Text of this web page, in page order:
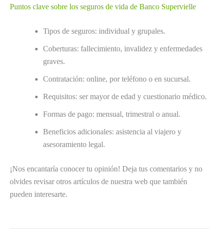
Puntos clave sobre los seguros de vida de Banco Supervielle
Tipos de seguros: individual y grupales.
Coberturas: fallecimiento, invalidez y enfermedades
graves.
Contratación: online, por teléfono o en sucursal.
Requisitos: ser mayor de edad y cuestionario médico.
Formas de pago: mensual, trimestral o anual.
Beneficios adicionales: asistencia al viajero y
asesoramiento legal.
¡Nos encantaría conocer tu opinión! Deja tus comentarios y no
olvides revisar otros artículos de nuestra web que también
pueden interesarte.